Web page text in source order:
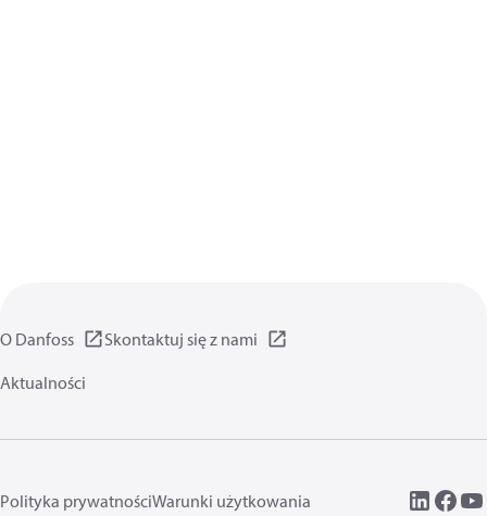
O Danfoss
Skontaktuj się z nami
Aktualności
Polityka prywatnościWarunki użytkowania